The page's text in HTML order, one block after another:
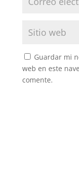
Guardar mi
web en este
comente.